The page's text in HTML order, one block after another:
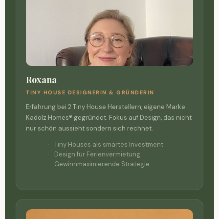
Roxana
TINY HOUSE DESIGNERIN & GRÜNDERIN
Erfahrung bei 2 Tiny House Herstellern, eigene Marke
Kadolz Homes® gegründet. Fokus auf Design, das nicht
nur schön aussieht sondern sich rechnet.
Tiny Houses als smartes Investment
Design für Ferienvermietung
Gewinnmaximierende Strategie